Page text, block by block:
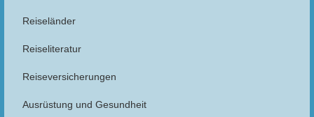
Reiseländer
Reiseliteratur
Reiseversicherungen
Ausrüstung und Gesundheit